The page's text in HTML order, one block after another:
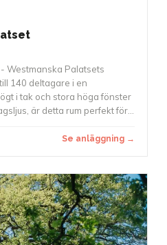
Westmanska Palatsets
140 deltagare i en
i tak och stora höga fönster
är detta rum perfekt för
akustiken möjliggör
Se anläggning →